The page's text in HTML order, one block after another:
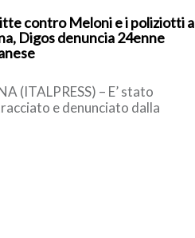
del Comando Provinciale
che ha portato […]
contro Meloni e i poliziotti a
Digos denuncia 24enne
(ITALPRESS) – E’ stato
e denunciato dalla